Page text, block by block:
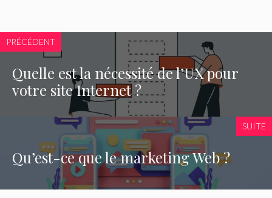
PRÉCÉDENT
Quelle est la nécessité de l’UX pour
votre site Internet ?
SUITE
Qu’est-ce que le marketing Web ?